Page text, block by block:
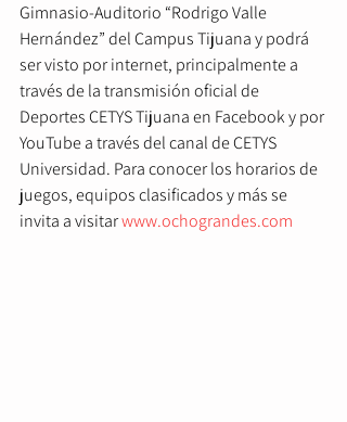
Gimnasio-Auditorio “Rodrigo Valle
Hernández” del Campus Tijuana y podrá
ser visto por internet, principalmente a
través de la transmisión oficial de
Deportes CETYS Tijuana en Facebook y por
YouTube a través del canal de CETYS
Universidad. Para conocer los horarios de
juegos, equipos clasificados y más se
invita a visitar www.ochograndes.com